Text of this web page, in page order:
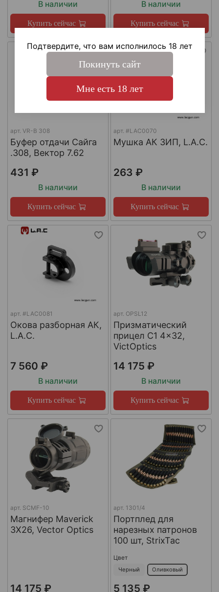
В наличии
Купить сейчас
В наличии
Купить сейчас
арт. VR-B 308
Буфер отдачи Сайга
.308, Вектор 7.62
431 ₽
В наличии
Купить сейчас
арт. #LAC0070
Мушка АК ЗИП, L.A.C.
263 ₽
В наличии
Купить сейчас
арт. #LAC0081
Окова разборная АК,
L.A.C.
7 560 ₽
В наличии
Купить сейчас
арт. OPSL12
Призматический
прицел C1 4x32,
VictOptics
14 175 ₽
В наличии
Купить сейчас
арт. SCMF-10
Магнифер Maverick
3X26, Vector Optics
14 175 ₽
арт. 1301/4
Портплед для
нарезных патронов
100 шт, StrixTac
Цвет
Черный Оливковый
5 135 ₽
Подтвердите, что вам исполнилось 18 лет
Покинуть сайт
Мне есть 18 лет